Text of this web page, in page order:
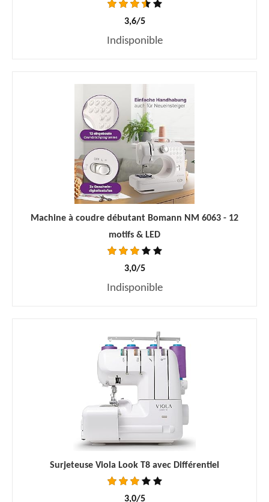
3,6/5
Indisponible
Machine à coudre débutant Bomann NM 6063 - 12
motifs & LED
3,0/5
Indisponible
Surjeteuse Viola Look T8 avec Différentiel
3,0/5